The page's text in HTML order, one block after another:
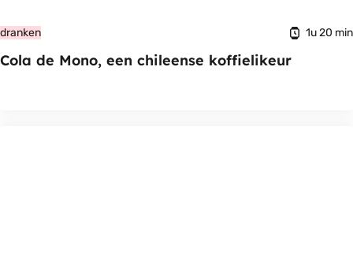
dranken 1u 20 min
Cola de Mono, een chileense koffielikeur